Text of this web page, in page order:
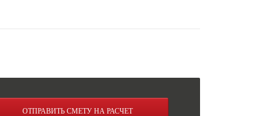
ОТПРАВИТЬ СМЕТУ НА РАСЧЕТ